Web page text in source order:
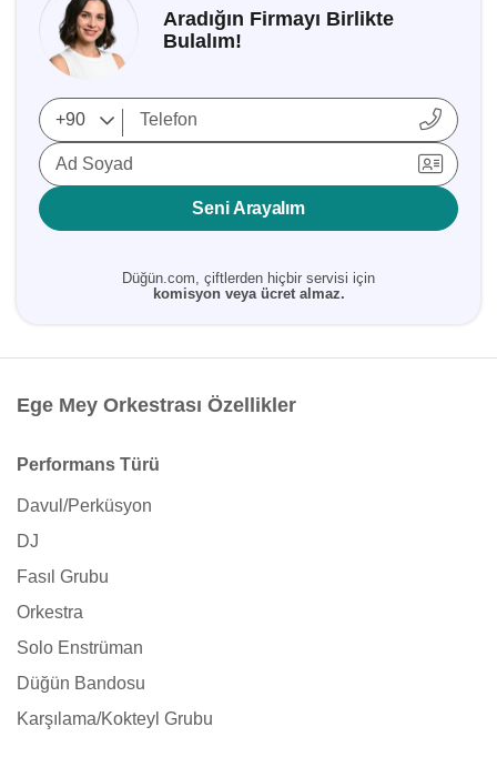
Aradığın Firmayı Birlikte
Bulalım!
Ad Soyad
Seni Arayalım
Düğün.com, çiftlerden hiçbir servisi için
komisyon veya ücret almaz.
Ege Mey Orkestrası Özellikler
Performans Türü
Davul/Perküsyon
DJ
Fasıl Grubu
Orkestra
Solo Enstrüman
Düğün Bandosu
Karşılama/Kokteyl Grubu